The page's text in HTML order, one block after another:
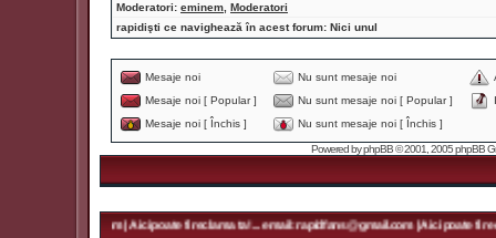
Moderatori: eminem Moderatori
rapidişti ce navighează în acest forum: Nici unul
Mesaje noi Nu sunt mesaje noi
Mesaje noi [ Popular ]
Nu sunt mesaje noi [ Popular ]
Mesaje noi [ Închis ]
Nu sunt mesaje noi [ Închis ]
Powered byphpBB© 2001, 2005 phpBB
| Aici poate fi reclama ta! ... email: rapidfans@gmail.com | Aici poate fi